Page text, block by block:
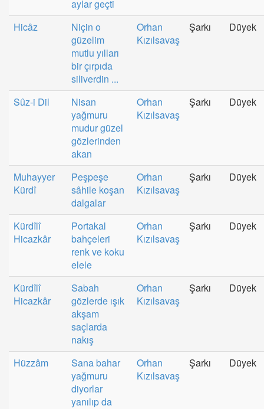
aylar geçti
Hicâz
Niçin o
güzelim
mutlu yılları
bir çırpıda
siliverdin ...
Orhan
Kızılsavaş
Şarkı Düyek
Sûz-i Dil
Nisan
yağmuru
mudur güzel
gözlerinden
akan
Orhan
Kızılsavaş
Şarkı Düyek
Muhayyer
Kürdî
Peşpeşe
sâhile koşan
dalgalar
Orhan
Kızılsavaş
Şarkı Düyek
Kürdîlî
Hicazkâr
Portakal
bahçeleri
renk ve koku
elele
Orhan
Kızılsavaş
Şarkı Düyek
Kürdîlî
Hicazkâr
Sabah
gözlerde ışık
akşam
saçlarda
nakış
Orhan
Kızılsavaş
Şarkı Düyek
Hüzzâm
Sana bahar
yağmuru
diyorlar
yanılıp da
Orhan
Kızılsavaş
Şarkı Düyek